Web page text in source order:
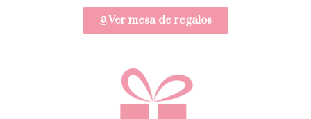
Ver mesa de regalos